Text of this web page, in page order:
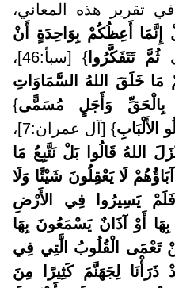
تقرير هذه المعاني،
إِنَّمَا أَعِظُكُمْ بِوَاحِدَةٍ أَنْ
ثُمَّ تَتَفَكَّرُوا
} [سبأ:46]،
مَا خَلَقَ اللهُ السَّمَاوَاتِ
بِالْحَقِّ وَأَجَلٍ مُسَمًّى}
الأَلْبَابِ
} [آل عمران:7]،
اللهُ قَالُوا بَلْ نَتَّبِعُ مَا
آبَاؤُهُمْ لَا يَعْقِلُونَ شَيْئًا وَلَا
أَفَلَمْ يَسِيرُوا فِي الأَرْضِ
أَوْ آذَانٌ يَسْمَعُونَ بِهَا
تَعْمَى الْقُلُوبُ الَّتِي فِي
ذَرَأْنَا لِجَهَنَّمَ كَثِيرًا مِنَ